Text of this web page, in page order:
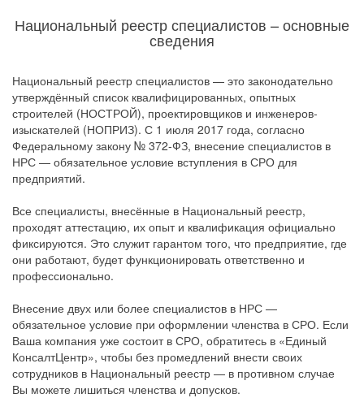
Национальный реестр специалистов – основные
сведения
Национальный реестр специалистов — это законодательно
утверждённый список квалифицированных, опытных
строителей (НОСТРОЙ), проектировщиков и инженеров-
изыскателей (НОПРИЗ). С 1 июля 2017 года, согласно
Федеральному закону № 372-ФЗ, внесение специалистов в
НРС — обязательное условие вступления в СРО для
предприятий.
Все специалисты, внесённые в Национальный реестр,
проходят аттестацию, их опыт и квалификация официально
фиксируются. Это служит гарантом того, что предприятие, где
они работают, будет функционировать ответственно и
профессионально.
Внесение двух или более специалистов в НРС —
обязательное условие при оформлении членства в СРО. Если
Ваша компания уже состоит в СРО, обратитесь в «Единый
КонсалтЦентр», чтобы без промедлений внести своих
сотрудников в Национальный реестр — в противном случае
Вы можете лишиться членства и допусков.